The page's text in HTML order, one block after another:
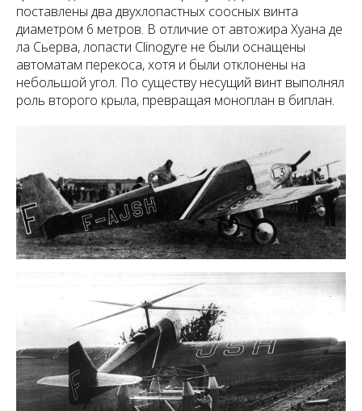
поставлены два двухлопастных соосных винта
диаметром 6 метров. В отличие от автожира Хуана де
ла Сьерва, лопасти Clinogyre не были оснащены
автоматам перекоса, хотя и были отклонены на
небольшой угол. По существу несущий винт выполнял
роль второго крыла, превращая моноплан в биплан.